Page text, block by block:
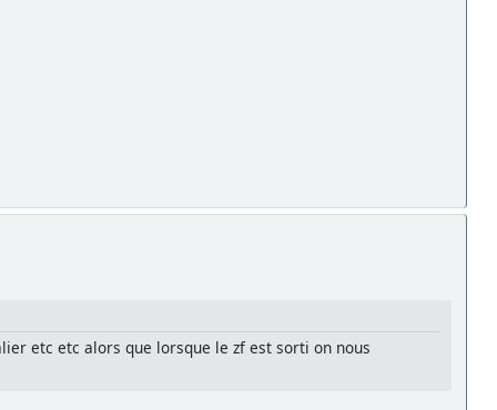
etc etc alors que lorsque le zf est sorti on nous